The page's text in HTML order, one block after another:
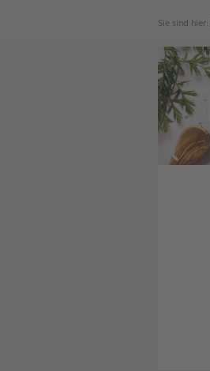
Sie sind hier: